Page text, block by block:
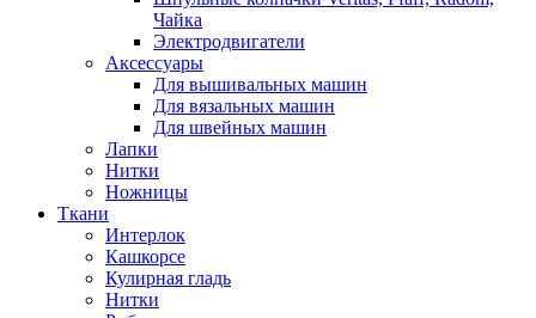
Чайка
Электродвигатели
Аксессуары
Для вышивальных машин
Для вязальных машин
Для швейных машин
Лапки
Нитки
Ножницы
Ткани
Интерлок
Кашкорсе
Кулирная гладь
Нитки